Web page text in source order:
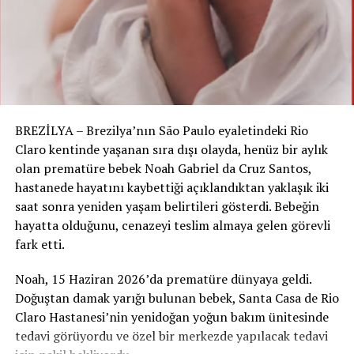
TikTok
:
Kullanıcı Sayısı
37,73 milyon
kullanıcı
Açıklama
: TikTok, kısa video formatıyla
gençler arasında hızla popülerlik
çekiyor.
Facebook:
Kullanıcı Sayısı:34,35 milyonkullanıcı
Açıklama: Facebook, sosyal etkileşim ve
platform olarak kullanılıyor, ancak genç
kullanıcılar arasında popülerliği azalmış
durumda.
X (Twitter):
BREZİLYA – Brezilya’nın São Paulo eyaletindeki Rio
Claro kentinde yaşanan sıra dışı olayda, henüz bir aylık
olan prematüre bebek Noah Gabriel da Cruz Santos,
hastanede hayatını kaybettiği açıklandıktan yaklaşık iki
saat sonra yeniden yaşam belirtileri gösterdi. Bebeğin
hayatta olduğunu, cenazeyi teslim almaya gelen görevli
fark etti.
Noah, 15 Haziran 2026’da prematüre dünyaya geldi.
Doğuştan damak yarığı bulunan bebek, Santa Casa de Rio
Claro Hastanesi’nin yenidoğan yoğun bakım ünitesinde
tedavi görüyordu ve özel bir merkezde yapılacak tedavi